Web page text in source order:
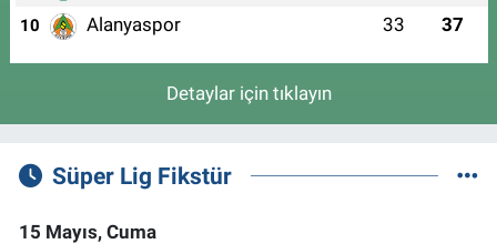
10 Alanyaspor 33 37
Detaylar için tıklayın
Süper Lig Fikstür
15 Mayıs, Cuma